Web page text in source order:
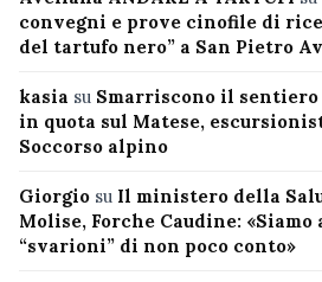
convegni e prove cinofile di
del tartufo nero” a San Pietro
kasia su Smarriscono il
in quota sul Matese,
Soccorso alpino
Giorgio su Il ministero della
Molise, Forche Caudine:
“svarioni” di non poco conto»